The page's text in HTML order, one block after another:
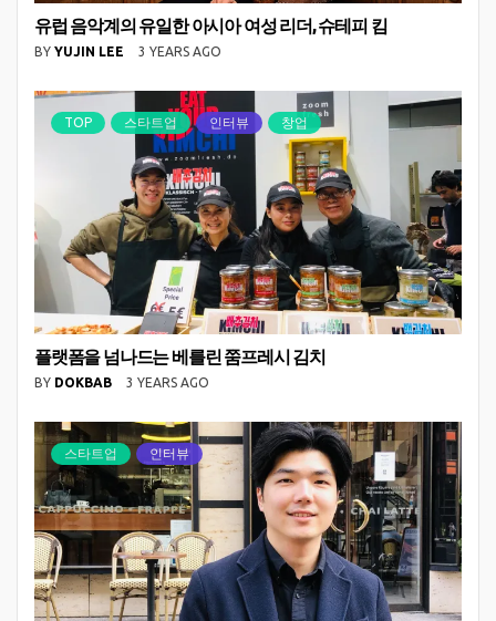
유럽 음악계의 유일한 아시아 여성 리더, 슈테피 킴
BY YUJIN LEE 3 YEARS AGO
TOP 스타트업 인터뷰 창업
플랫폼을 넘나드는 베를린 쭘프레시 김치
BY DOKBAB 3 YEARS AGO
스타트업 인터뷰